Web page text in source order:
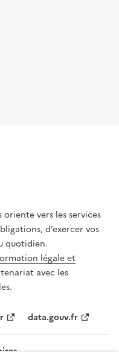
vers les services
d’exercer vos
quotidien.
légale et
avec les
data.gouv.fr